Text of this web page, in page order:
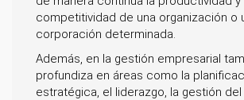
competitividad de una organización o
corporación determinada.
Además, en la gestión empresarial
profundiza en áreas como la
estratégica, el liderazgo, la gestión